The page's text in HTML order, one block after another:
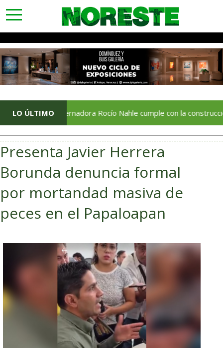
toggle
navigation
LO ÚLTIMO
Gobernadora Rocío Nahle cumple con la construcción del
​Presenta Javier Herrera
Borunda denuncia formal
por mortandad masiva de
peces en el Papaloapan